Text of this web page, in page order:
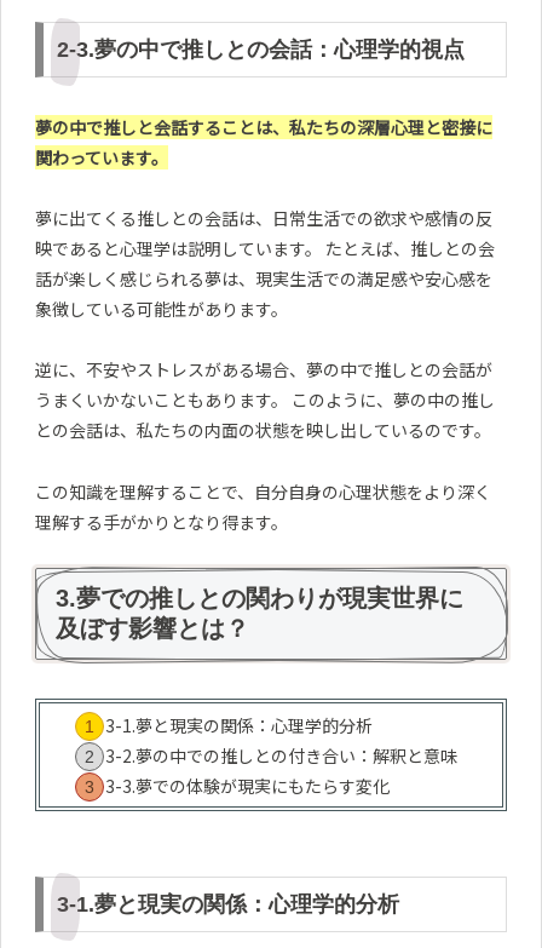
2-3.夢の中で推しとの会話：心理学的視点
夢の中で推しと会話することは、私たちの深層心理と密接に
関わっています。
夢に出てくる推しとの会話は、日常生活での欲求や感情の反
映であると心理学は説明しています。 たとえば、推しとの会
話が楽しく感じられる夢は、現実生活での満足感や安心感を
象徴している可能性があります。
逆に、不安やストレスがある場合、夢の中で推しとの会話が
うまくいかないこともあります。 このように、夢の中の推し
との会話は、私たちの内面の状態を映し出しているのです。
この知識を理解することで、自分自身の心理状態をより深く
理解する手がかりとなり得ます。
3.夢での推しとの関わりが現実世界に
及ぼす影響とは？
3-1.夢と現実の関係：心理学的分析
3-2.夢の中での推しとの付き合い：解釈と意味
3-3.夢での体験が現実にもたらす変化
3-1.夢と現実の関係：心理学的分析